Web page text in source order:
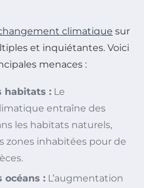
climatique sur
et inquiétantes. Voici
menaces :
habitats : Le
entraîne des
les habitats naturels,
zones inhabitées pour de
océans : L’augmentation